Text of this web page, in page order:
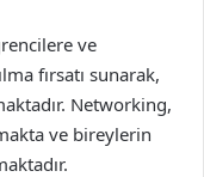
ve
fırsatı sunarak,
Networking,
ve bireylerin